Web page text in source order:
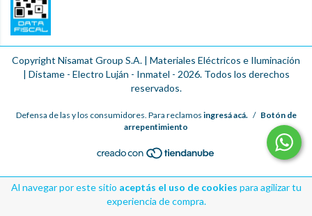
Al navegar por este sitio aceptás el uso de cookies para agilizar tu
experiencia de compra.
Copyright Nisamat Group S.A. | Materiales Eléctricos e Iluminación
| Distame - Electro Luján - Inmatel - 2026. Todos los derechos
reservados.
Defensa de las y los consumidores. Para reclamos ingresá acá. / Botón de
arrepentimiento